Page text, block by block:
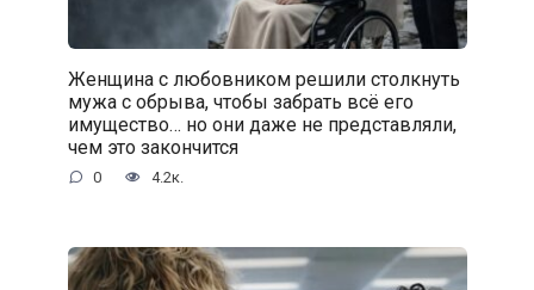
Женщина с любовником решили столкнуть
мужа с обрыва, чтобы забрать всё его
имущество… но они даже не представляли,
чем это закончится
0 4.2к.